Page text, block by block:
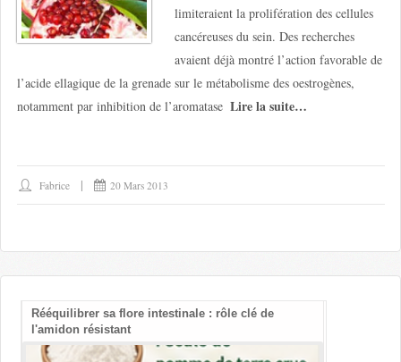
limiteraient la prolifération des cellules
cancéreuses du sein. Des recherches
avaient déjà montré l’action favorable de
l’acide ellagique de la grenade sur le métabolisme des oestrogènes,
notamment par inhibition de l’aromatase Lire la suite…
Fabrice 20 Mars 2013
Rééquilibrer sa flore intestinale : rôle clé de
l'amidon résistant